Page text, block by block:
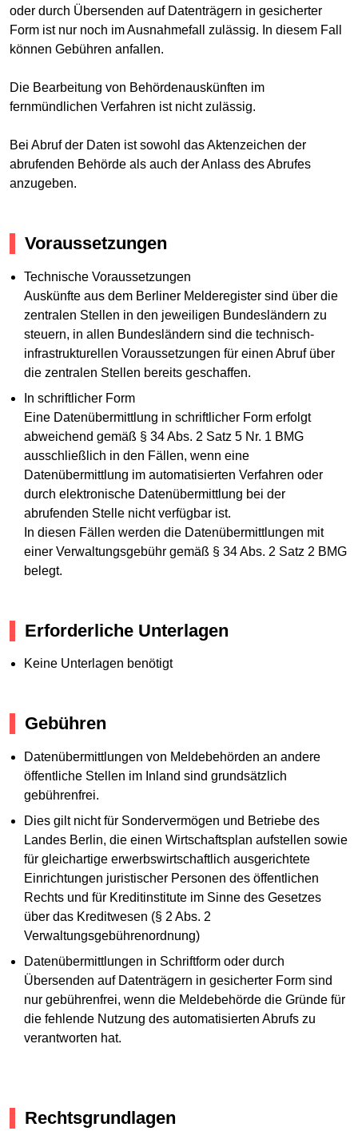
oder durch Übersenden auf Datenträgern in gesicherter
Form ist nur noch im Ausnahmefall zulässig. In diesem Fall
können Gebühren anfallen.
Die Bearbeitung von Behördenauskünften im
fernmündlichen Verfahren ist nicht zulässig.
Bei Abruf der Daten ist sowohl das Aktenzeichen der
abrufenden Behörde als auch der Anlass des Abrufes
anzugeben.
Voraussetzungen
Technische Voraussetzungen
Auskünfte aus dem Berliner Melderegister sind über die
zentralen Stellen in den jeweiligen Bundesländern zu
steuern, in allen Bundesländern sind die technisch-
infrastrukturellen Voraussetzungen für einen Abruf über
die zentralen Stellen bereits geschaffen.
In schriftlicher Form
Eine Datenübermittlung in schriftlicher Form erfolgt
abweichend gemäß § 34 Abs. 2 Satz 5 Nr. 1 BMG
ausschließlich in den Fällen, wenn eine
Datenübermittlung im automatisierten Verfahren oder
durch elektronische Datenübermittlung bei der
abrufenden Stelle nicht verfügbar ist.
In diesen Fällen werden die Datenübermittlungen mit
einer Verwaltungsgebühr gemäß § 34 Abs. 2 Satz 2 BMG
belegt.
Erforderliche Unterlagen
Keine Unterlagen benötigt
Gebühren
Datenübermittlungen von Meldebehörden an andere
öffentliche Stellen im Inland sind grundsätzlich
gebührenfrei.
Dies gilt nicht für Sondervermögen und Betriebe des
Landes Berlin, die einen Wirtschaftsplan aufstellen sowie
für gleichartige erwerbswirtschaftlich ausgerichtete
Einrichtungen juristischer Personen des öffentlichen
Rechts und für Kreditinstitute im Sinne des Gesetzes
über das Kreditwesen (§ 2 Abs. 2
Verwaltungsgebührenordnung)
Datenübermittlungen in Schriftform oder durch
Übersenden auf Datenträgern in gesicherter Form sind
nur gebührenfrei, wenn die Meldebehörde die Gründe für
die fehlende Nutzung des automatisierten Abrufs zu
verantworten hat.
Rechtsgrundlagen